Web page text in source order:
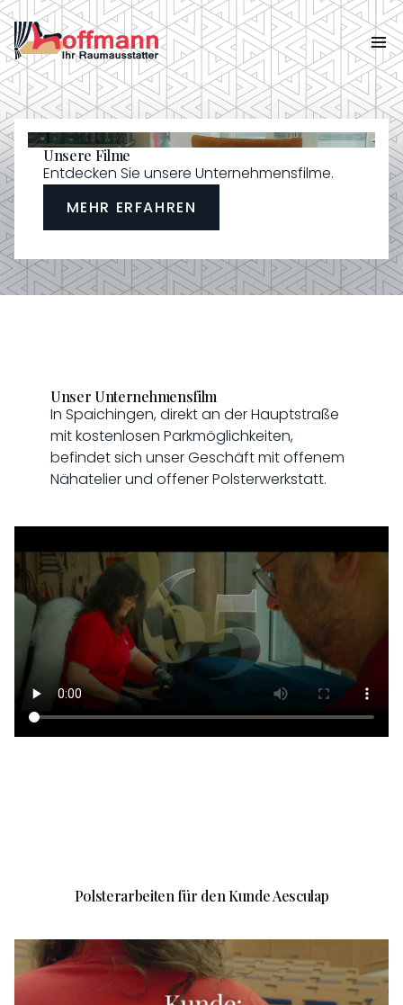
Unsere Filme
Entdecken Sie unsere Unternehmensfilme.
MEHR ERFAHREN
Unser Unternehmensfilm
In Spaichingen, direkt an der Hauptstraße
mit kostenlosen Parkmöglichkeiten,
befindet sich unser Geschäft mit offenem
Nähatelier und offener Polsterwerkstatt.
Polsterarbeiten für den Kunde Aesculap